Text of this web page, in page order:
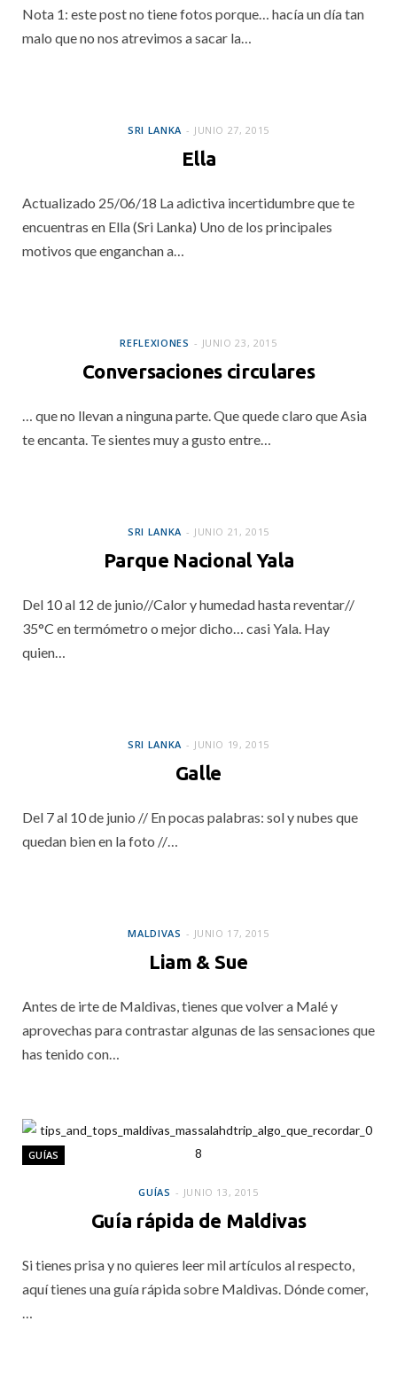
Nota 1: este post no tiene fotos porque… hacía un día tan
malo que no nos atrevimos a sacar la…
SRI LANKA JUNIO 27, 2015
Ella
Actualizado 25/06/18 La adictiva incertidumbre que te
encuentras en Ella (Sri Lanka) Uno de los principales
motivos que enganchan a…
REFLEXIONES JUNIO 23, 2015
Conversaciones circulares
… que no llevan a ninguna parte. Que quede claro que Asia
te encanta. Te sientes muy a gusto entre…
SRI LANKA JUNIO 21, 2015
Parque Nacional Yala
Del 10 al 12 de junio//Calor y humedad hasta reventar//
35°C en termómetro o mejor dicho… casi Yala. Hay
quien…
SRI LANKA JUNIO 19, 2015
Galle
Del 7 al 10 de junio // En pocas palabras: sol y nubes que
quedan bien en la foto //…
MALDIVAS JUNIO 17, 2015
Liam & Sue
Antes de irte de Maldivas, tienes que volver a Malé y
aprovechas para contrastar algunas de las sensaciones que
has tenido con…
GUÍAS
GUÍAS JUNIO 13, 2015
Guía rápida de Maldivas
Si tienes prisa y no quieres leer mil artículos al respecto,
aquí tienes una guía rápida sobre Maldivas. Dónde comer,
…